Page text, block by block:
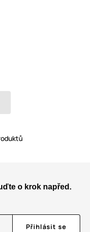
o krok napřed.
Přihlásit se